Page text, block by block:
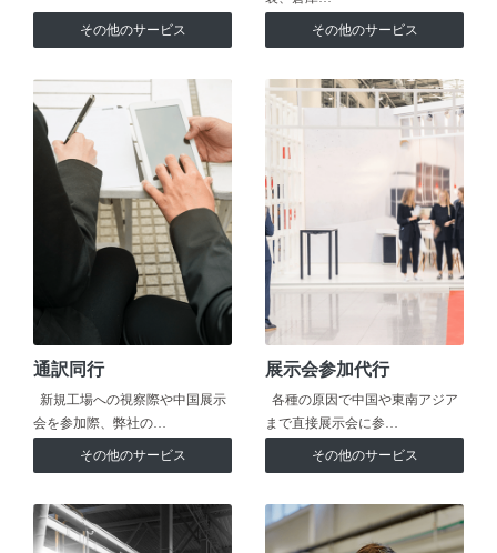
その他のサービス その他のサービス
通訳同行
新規工場への視察際や中国展示
会を参加際、弊社の…
その他のサービス
展示会参加代行
各種の原因で中国や東南アジア
まで直接展示会に参…
その他のサービス